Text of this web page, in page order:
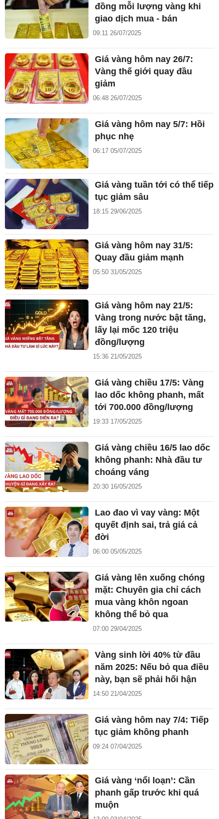
đồng mỗi lượng vàng khi
giao dịch mua - bán
09:11 26/07/2025
Giá vàng hôm nay 26/7:
Vàng thế giới quay đầu
giảm
06:48 26/07/2025
Giá vàng hôm nay 5/7: Hồi
phục nhẹ
06:17 05/07/2025
Giá vàng tuần tới có thể tiếp
tục giảm sâu
18:15 29/06/2025
Giá vàng hôm nay 31/5:
Quay đầu giảm mạnh
05:50 31/05/2025
Giá vàng hôm nay 21/5:
Vàng trong nước bật tăng,
lấy lại mốc 120 triệu
đồng/lượng
15:36 21/05/2025
Giá vàng chiều 17/5: Vàng
lao dốc không phanh, mất
tới 700.000 đồng/lượng
19:33 17/05/2025
Giá vàng chiều 16/5 lao dốc
không phanh: Nhà đầu tư
choáng váng
20:30 16/05/2025
Lao đao vì vay vàng: Một
quyết định sai, trả giá cả
đời
06:00 05/05/2025
Giá vàng lên xuống chóng
mặt: Chuyên gia chỉ cách
mua vàng khôn ngoan
không thể bỏ qua
07:00 29/04/2025
Vàng sinh lời 40% từ đầu
năm 2025: Nếu bỏ qua điều
này, bạn sẽ phải hối hận
14:50 21/04/2025
Giá vàng hôm nay 7/4: Tiếp
tục giảm không phanh
09:24 07/04/2025
Giá vàng ‘nổi loạn’: Cần
phanh gấp trước khi quá
muộn